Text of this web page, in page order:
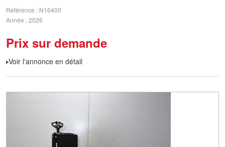
Référence
N16400
Année 2026
Prix sur demande
Voir l'annonce en détail